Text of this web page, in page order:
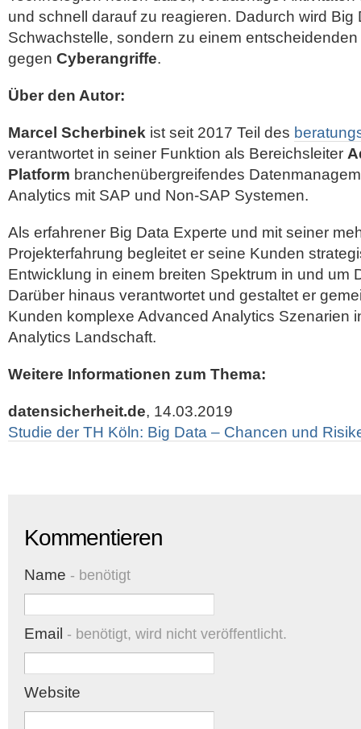
und schnell darauf zu reagieren. Dadurch wird Big
Schwachstelle, sondern zu einem
gegen Cyberangriffe.
Über den Autor:
Marcel Scherbinek ist seit 2017 Teil des
verantwortet in seiner Funktion als Bereichsleiter
Platform branchenübergreifendes
Analytics mit SAP und Non-SAP Systemen.
Als erfahrener Big Data Experte und mit seiner
Projekterfahrung begleitet er seine Kunden
Entwicklung in einem breiten Spektrum in und um
Darüber hinaus verantwortet und gestaltet er
Kunden komplexe Advanced Analytics Szenarien
Analytics Landschaft.
Weitere Informationen zum Thema:
datensicherheit.de, 14.03.2019
Studie der TH Köln: Big Data – Chancen und
Kommentieren
Name - benötigt
Email - benötigt, wird nicht veröffentlicht.
Website